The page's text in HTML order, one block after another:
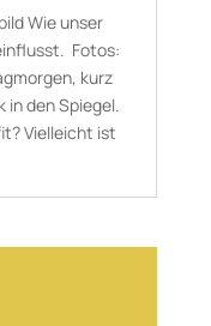
Wie unser
Fotos:
kurz
in den Spiegel.
Vielleicht ist